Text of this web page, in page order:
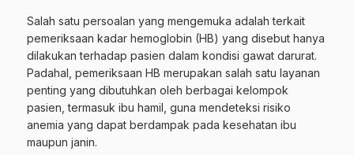
‎Salah satu persoalan yang mengemuka adalah terkait
pemeriksaan kadar hemoglobin (HB) yang disebut hanya
dilakukan terhadap pasien dalam kondisi gawat darurat.
Padahal, pemeriksaan HB merupakan salah satu layanan
penting yang dibutuhkan oleh berbagai kelompok
pasien, termasuk ibu hamil, guna mendeteksi risiko
anemia yang dapat berdampak pada kesehatan ibu
maupun janin.